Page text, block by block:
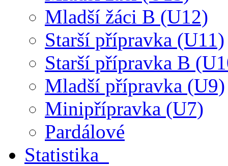
Mladší žáci B (U12)
Starší přípravka (U11)
Starší přípravka B
Mladší přípravka (U9)
Minipřípravka (U7)
Pardálové
Statistika